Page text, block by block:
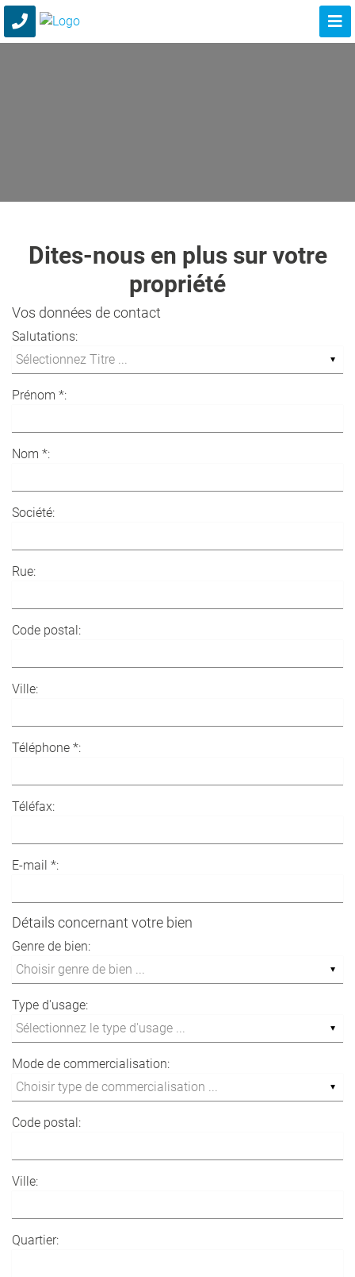
Dites-nous en plus sur votre
propriété
Vos données de contact
Salutations:
Prénom *:
Nom *:
Société:
Rue:
Code postal:
Ville:
Téléphone *:
Téléfax:
E-mail *:
Détails concernant votre bien
Genre de bien:
Type d'usage:
Mode de commercialisation:
Code postal:
Ville:
Quartier: